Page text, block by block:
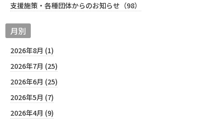
支援施策・各種団体からのお知らせ（98）
月別
2026年8月 (1)
2026年7月 (25)
2026年6月 (25)
2026年5月 (7)
2026年4月 (9)